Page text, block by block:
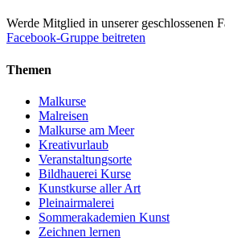
Werde Mitglied in unserer geschlossenen
Facebook-Gruppe beitreten
Themen
Malkurse
Malreisen
Malkurse am Meer
Kreativurlaub
Veranstaltungsorte
Bildhauerei Kurse
Kunstkurse aller Art
Pleinairmalerei
Sommerakademien Kunst
Zeichnen lernen